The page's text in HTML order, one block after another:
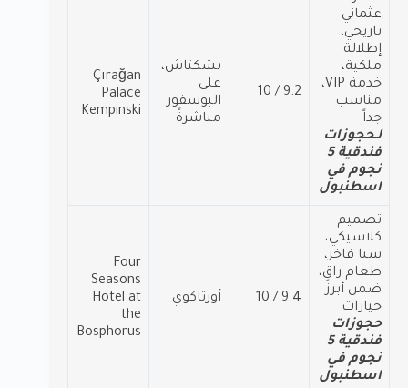
عثماني
تاريخي،
إطلالة
ملكية،
خدمة VIP،
مناسب
جداً
لـحجوزات
فندقية 5
نجوم في
اسطنبول
9.2 / 10
بشكتاش،
على
البوسفور
مباشرةً
Çırağan
Palace
Kempinski
تصميم
كلاسيكي،
سبا فاخر،
طعام راقٍ،
ضمن أبرز
خيارات
حجوزات
فندقية 5
نجوم في
اسطنبول
9.4 / 10 أورتاكوي
Four
Seasons
Hotel at
the
Bosphorus